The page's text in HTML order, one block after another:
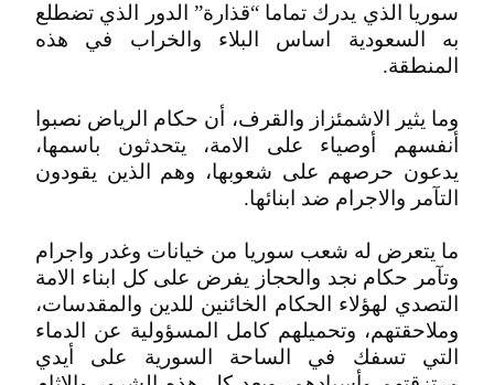
سوريا الذي يدرك تماما “قذارة” الدور الذي تضطلع
به السعودية اساس البلاء والخراب في هذه
المنطقة.
وما يثير الاشمئزاز والقرف، أن حكام الرياض نصبوا
أنفسهم أوصياء على الامة، يتحدثون باسمها،
يدعون حرصهم على شعوبها، وهم الذين يقودون
التآمر والاجرام ضد ابنائها.
ما يتعرض له شعب سوريا من خيانات وغدر واجرام
وتآمر حكام نجد والحجاز يفرض على كل ابناء الامة
التصدي لهؤلاء الحكام الخائنين للدين والمقدسات،
وملاحقتهم، وتحميلهم كامل المسؤولية عن الدماء
التي تسفك في الساحة السورية على أيدي